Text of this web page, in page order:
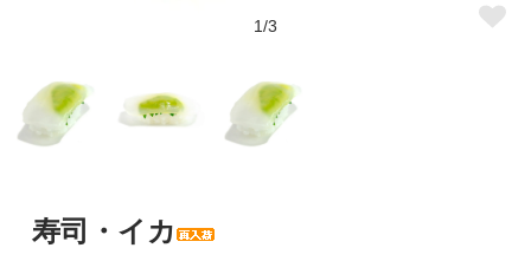
1/3
寿司・イカ